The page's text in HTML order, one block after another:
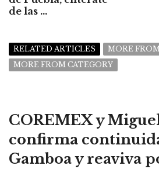
de las ...
RELATED ARTICLES
MORE
MORE FROM CATEGORY
COREMEX y
confirma
Gamboa y reaviva